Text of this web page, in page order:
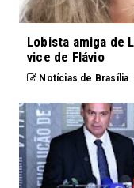
Lobista amiga de
vice de Flávio
Notícias de Brasília